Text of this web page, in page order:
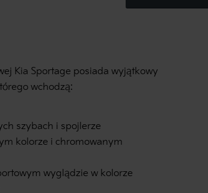
Kia Sportage posiada wyjątkowy
wchodzą:
szybach i spojlerze
kolorze i chromowanym
wyglądzie w kolorze